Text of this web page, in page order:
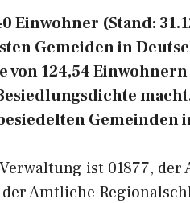
Einwohner (Stand:
Gemeiden in
124,54
Gemeinden
ist 01877, der
Amtliche